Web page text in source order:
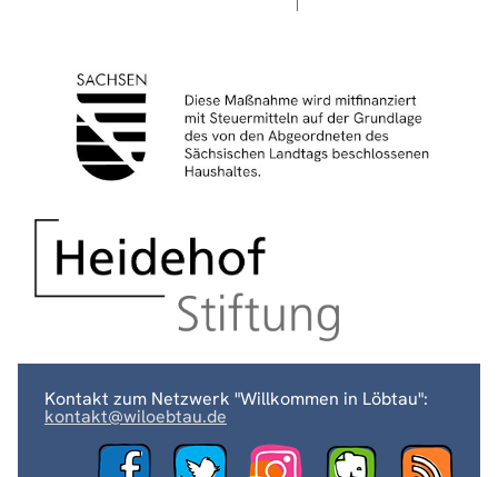
Kontakt zum Netzwerk "Willkommen in Löbtau":
kontakt@wiloebtau.de